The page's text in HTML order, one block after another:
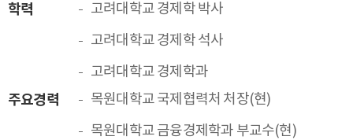
학력
고려대학교 경제학 박사
고려대학교 경제학 석사
고려대학교 경제학과
주요경력
목원대학교 국제협력처 처장(현)
목원대학교 금융경제학과 부교수(현)